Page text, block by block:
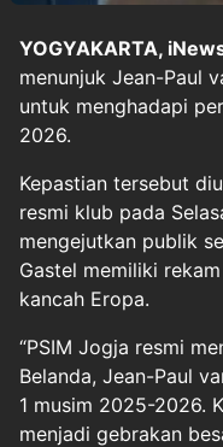
YOGYAKARTA,
menunjuk Jean-Paul
untuk menghadapi
2026.
Kepastian tersebut
resmi klub pada
mengejutkan publik
Gastel memiliki
kancah Eropa.
“PSIM Jogja resmi
Belanda, Jean-Paul
1 musim 2025-2026.
menjadi gebrakan